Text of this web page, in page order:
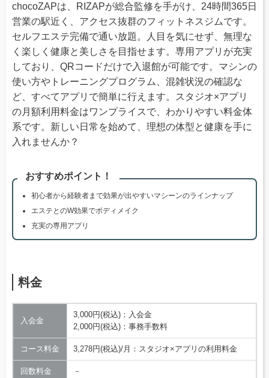
chocoZAPは、RIZAPが総合監修を手がけ、24時間365日
営業の駅近く、アクセス抜群のフィットネスジムです。
セルフエステ完備で通い放題。人目を気にせず、無理な
く楽しく健康と美しさを目指せます。専用アプリが充実
しており、QRコードだけで入退館が可能です。マシンの
使い方やトレーニングプログラム、混雑状況の確認な
ど、すべてアプリで簡単に行えます。スタジオ×アプリ
の月額利用料金はワンプライスで、わかりやすい料金体
系です。新しい日常を始めて、理想の体型と健康を手に
入れませんか？
おすすめポイント！
初心者から経験者まで効果が出やすいマシーンのラインナップ
エステとのW効果でボディメイク
充実の専用アプリ
料金
入会金
3,000円(税込)：入会金
2,000円(税込)：事務手数料
コース料金 3,278円(税込)/月：スタジオ×アプリの利用料金
回数料金 －